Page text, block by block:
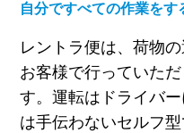
自分ですべての作業をす
レントラ便は、荷物
お客様で行っていた
す。運転はドライバ
は手伝わないセルフ